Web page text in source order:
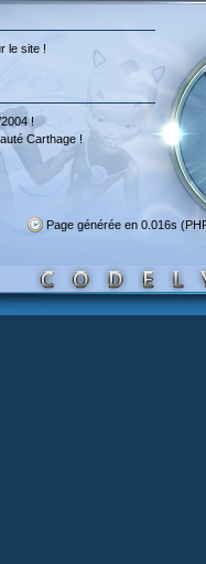
le site !
!
Carthage !
Page générée en 0.016s